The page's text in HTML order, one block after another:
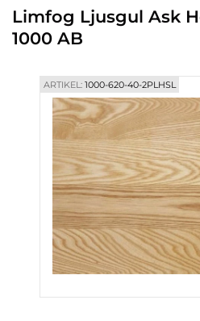
Blogg
Limfog Ljusgul Ask
1000 AB
ARTIKEL:1000-620-40-2PLHSL